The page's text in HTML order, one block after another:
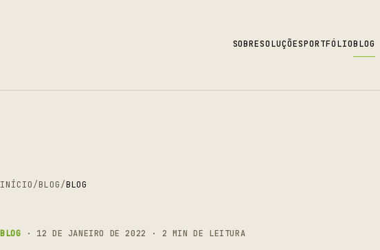
SOBRESOLUÇÕESPORTFÓLIOBLOG
INÍCIO/BLOG/BLOG
BLOG · 12 DE JANEIRO DE 2022 · 2 MIN DE LEITURA